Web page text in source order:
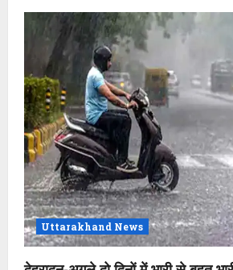
Uttarakhand News